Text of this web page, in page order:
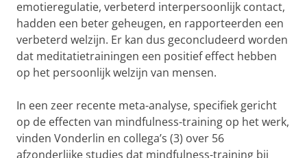
emotieregulatie, verbeterd interpersoonlijk contact,
hadden een beter geheugen, en rapporteerden een
verbeterd welzijn. Er kan dus geconcludeerd worden
dat meditatietrainingen een positief effect hebben
op het persoonlijk welzijn van mensen.
In een zeer recente meta-analyse, specifiek gericht
op de effecten van mindfulness-training op het werk,
vinden Vonderlin en collega’s (3) over 56
afzonderlijke studies dat mindfulness-training bij